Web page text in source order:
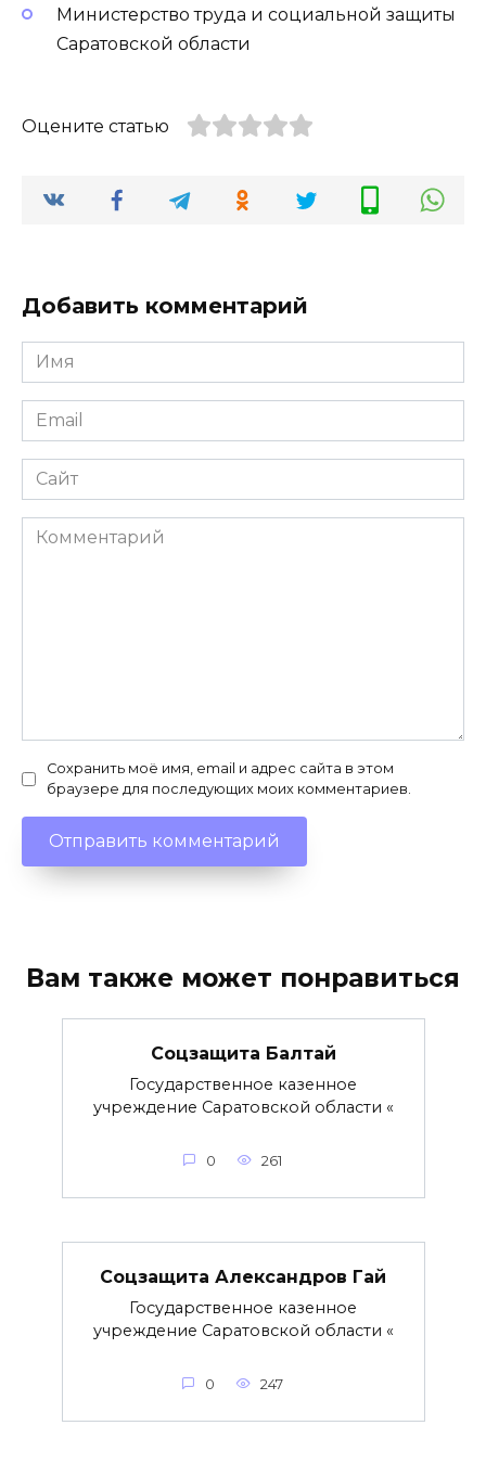
Министерство труда и социальной защиты
Саратовской области
Оцените статью
Добавить комментарий
Имя
*
Email
*
Сайт
Комментарий
Сохранить моё имя, email и адрес сайта в этом
браузере для последующих моих комментариев.
Вам также может понравиться
Соцзащита Балтай
Государственное казенное
учреждение Саратовской области «
0 261
Соцзащита Александров Гай
Государственное казенное
учреждение Саратовской области «
0 247